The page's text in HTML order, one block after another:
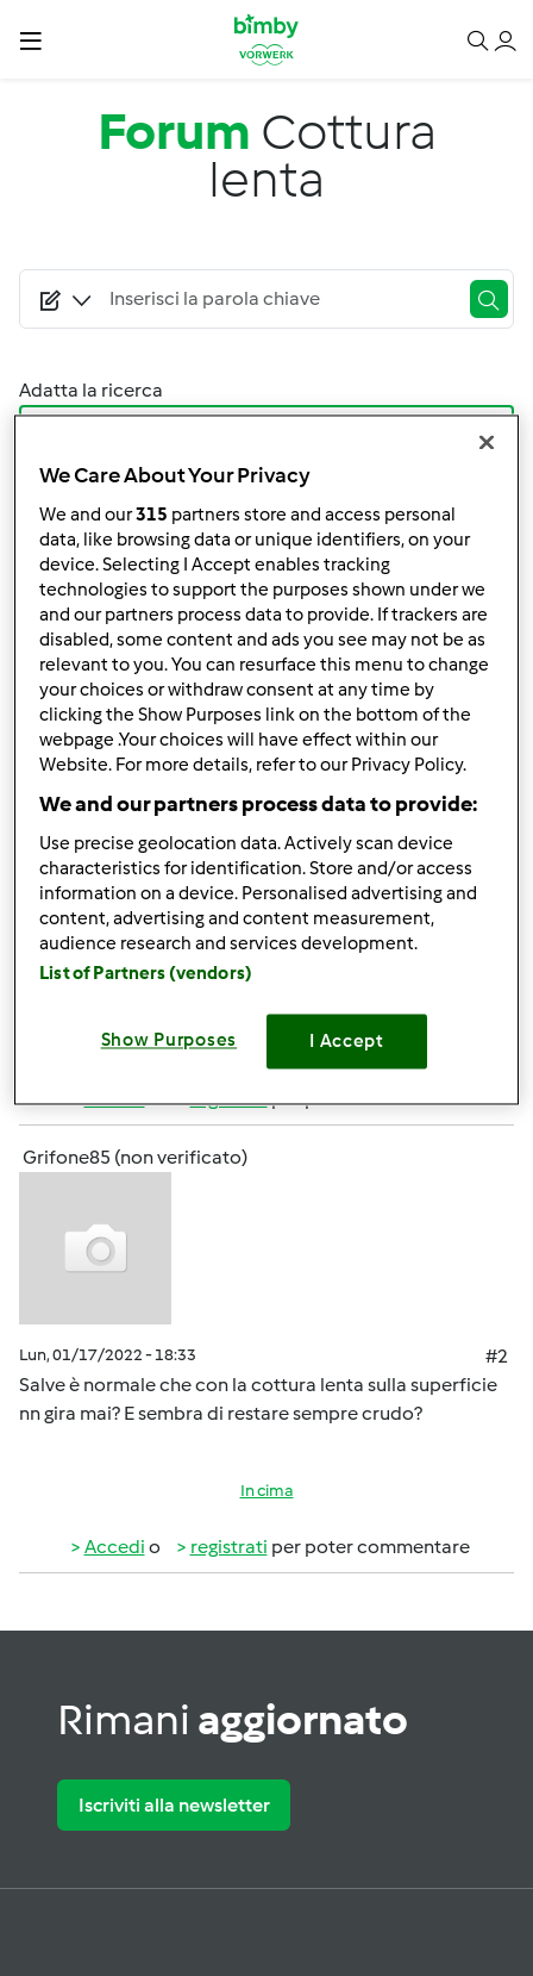
Salta al contenuto principale
Forum Cottura
lenta
Adatta la ricerca
Ordina per:
I risultati più recenti
Risultati per pagina:
10
2 | Ultimo messaggio
Risposta rapida
Magat Iscritto : 26.03.2014
Lun, 01/17/2022 - 19:11
Cosa vuol dire " sembra di restare sempre crudo?""
Sembra... o è crudo? Che ricetta hai fatto ?
Accedio registratiper poter commentare
Grifone85 (non verificato)
Lun, 01/17/2022 - 18:33
#2
Salve è normale che con la cottura lenta sulla superficie
nn gira mai? E sembra di restare sempre crudo?
In cima
Accedi o registrati per poter commentare
Rimani aggiornato
Iscriviti alla newsletter
We Care About Your Privacy
We and our315 partners store and access personal
data, like browsing data or unique identifiers, on your
device. Selecting I Accept enables tracking
technologies to support the purposes shown under we
and our partners process data to provide. If trackers are
disabled, some content and ads you see may not be as
relevant to you. You can resurface this menu to change
your choices or withdraw consent at any time by
clicking the Show Purposes link on the bottom of the
webpage .Your choices will have effect within our
Website. For more details, refer to our Privacy Policy.
We and our partners process data to provide:
Use precise geolocation data. Actively scan device
characteristics for identification. Store and/or access
information on a device. Personalised advertising and
content, advertising and content measurement,
audience research and services development.
List of Partners (vendors)
Show Purposes I Accept